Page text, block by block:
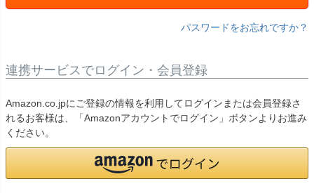
パスワードをお忘れですか？
連携サービスでログイン・会員登録
Amazon.co.jpにご登録の情報を利用してログインまたは会員登録さ
れるお客様は、「Amazonアカウントでログイン」ボタンよりお進み
ください。